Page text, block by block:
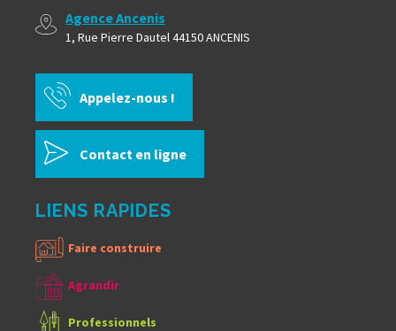
Agence Ancenis
1, Rue Pierre Dautel 44150 ANCENIS
Appelez-nous !
Contact en ligne
LIENS RAPIDES
Faire construire
Agrandir
Professionnels